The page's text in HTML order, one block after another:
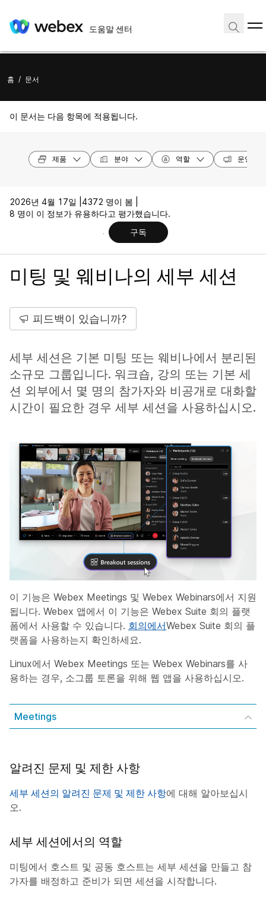
도움말 센터
홈 / 문서
이 문서는 다음 항목에 적용됩니다.
제품 분야 역할 운영 체
2026년 4월 17일 | 4372 명이 봄 |
8 명이 이 정보가 유용하다고 평가했습니다.
구독
미팅 및 웨비나의 세부 세션
피드백이 있습니까?
세부 세션은 기본 미팅 또는 웨비나에서 분리된
소규모 그룹입니다. 워크숍, 강의 또는 기본 세
션 외부에서 몇 명의 참가자와 비공개로 대화할
시간이 필요한 경우 세부 세션을 사용하십시오.
이 기능은 Webex Meetings 및 Webex Webinars에서 지원
됩니다. Webex 앱에서 이 기능은 Webex Suite 회의 플랫
폼에서 사용할 수 있습니다. 회의에서Webex Suite 회의 플
랫폼을 사용하는지 확인하세요.
Linux에서 Webex Meetings 또는 Webex Webinars를 사
용하는 경우, 소그룹 토론을 위해 웹 앱을 사용하십시오.
Meetings
알려진 문제 및 제한 사항
세부 세션의 알려진 문제 및 제한 사항에 대해 알아보십시
오.
세부 세션에서의 역할
미팅에서 호스트 및 공동 호스트는 세부 세션을 만들고 참
가자를 배정하고 준비가 되면 세션을 시작합니다.